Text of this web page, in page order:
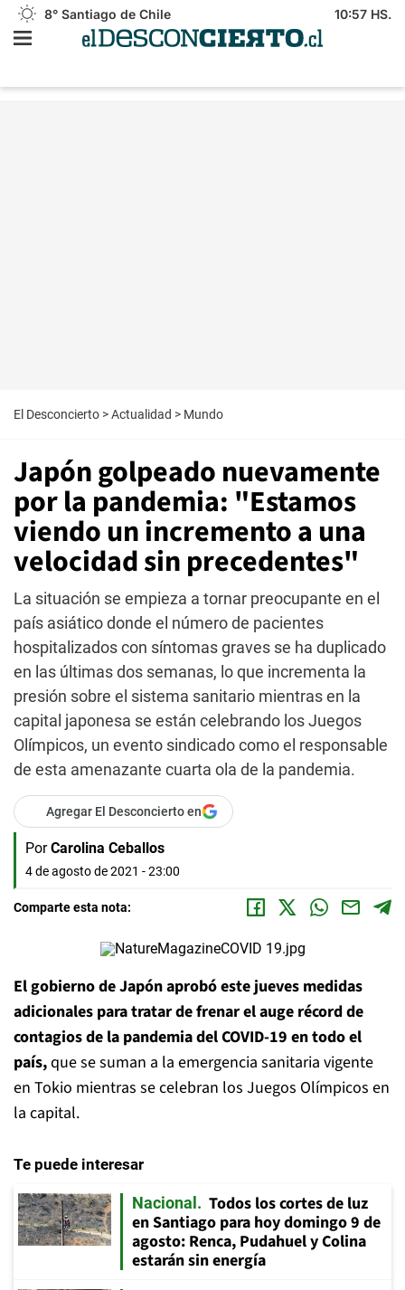
8° Santiago de Chile 10:57 HS.
El Desconcierto >Actualidad > Mundo
Japón golpeado nuevamente
por la pandemia: "Estamos
viendo un incremento a una
velocidad sin precedentes"
La situación se empieza a tornar preocupante en el
país asiático donde el número de pacientes
hospitalizados con síntomas graves se ha duplicado
en las últimas dos semanas, lo que incrementa la
presión sobre el sistema sanitario mientras en la
capital japonesa se están celebrando los Juegos
Olímpicos, un evento sindicado como el responsable
de esta amenazante cuarta ola de la pandemia.
Agregar El Desconcierto en
Por Carolina Ceballos
4 de agosto de 2021 - 23:00
Comparte esta nota:
El gobierno de Japón aprobó este jueves medidas
adicionales para tratar de frenar el auge récord de
contagios de la pandemia del COVID-19 en todo el
país,que se suman a la emergencia sanitaria vigente
en Tokio mientras se celebran los Juegos Olímpicos en
la capital.
Te puede interesar
Nacional
Todos los cortes de luz
en Santiago para hoy domingo 9 de
agosto: Renca, Pudahuel y Colina
estarán sin energía